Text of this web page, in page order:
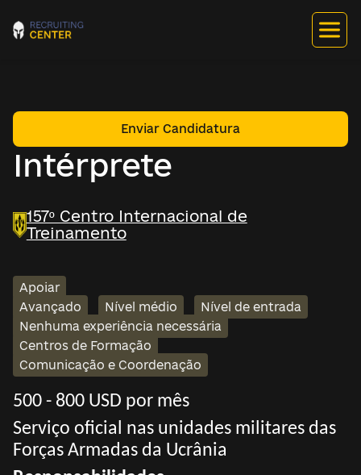
Intérprete
Enviar Candidatura
157º Centro Internacional de
Treinamento
Apoiar
Avançado
Nível médio
Nível de entrada
Nenhuma experiência necessária
Centros de Formação
Comunicação e Coordenação
500 - 800 USD por mês
Serviço oficial nas unidades militares das
Forças Armadas da Ucrânia